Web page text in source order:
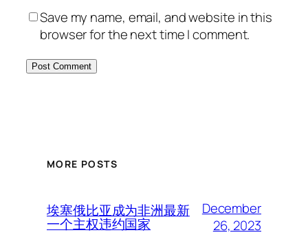
Save my name, email, and website in this
browser for the next time I comment.
MORE POSTS
埃塞俄比亚成为非洲最新
一个主权违约国家
December
26, 2023